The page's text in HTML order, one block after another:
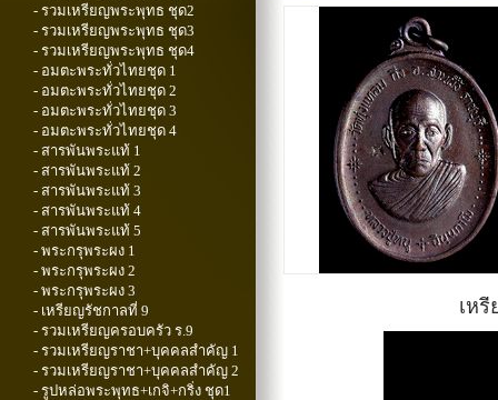
- รวมเหรียญพระพุทธ ชุด2
- รวมเหรียญพระพุทธ ชุด3
- รวมเหรียญพระพุทธ ชุด4
- อมตะพระทั่วไทยชุด 1
- อมตะพระทั่วไทยชุด 2
- อมตะพระทั่วไทยชุด 3
- อมตะพระทั่วไทยชุด 4
- สารพันพระแท้ 1
- สารพันพระแท้ 2
- สารพันพระแท้ 3
- สารพันพระแท้ 4
- สารพันพระแท้ 5
- พระกรุพระผง 1
- พระกรุพระผง 2
- พระกรุพระผง 3
- เหรียญรัชกาลที่ 9
- รวมเหรียญครอบครัว ร.9
- รวมเหรียญราชา+บุคคลสำคัญ 1
- รวมเหรียญราชา+บุคคลสำคัญ 2
- รูปหล่อพระพุทธ+เกจิ+กริ่ง ชุด1
เห